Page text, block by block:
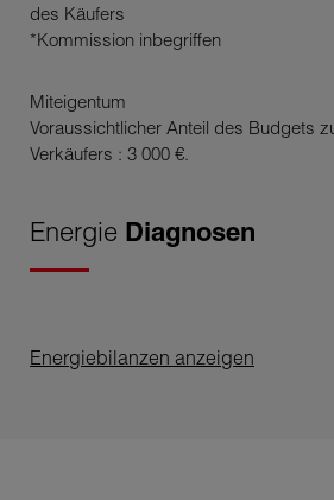
des Käufers
*Kommission inbegriffen
Miteigentum
Voraussichtlicher Anteil des Budgets
Verkäufers : 3 000 €.
Energie Diagnosen
Energiebilanzen anzeigen